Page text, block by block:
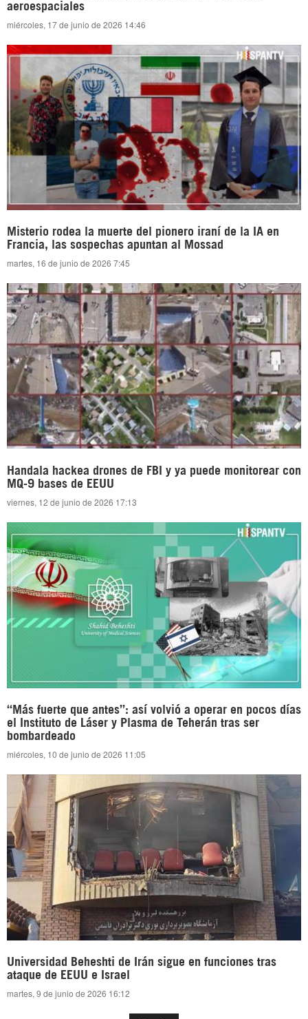
aeroespaciales
miércoles, 17 de junio de 2026 14:46
Misterio rodea la muerte del pionero iraní de la IA en
Francia, las sospechas apuntan al Mossad
martes, 16 de junio de 2026 7:45
Handala hackea drones de FBI y ya puede monitorear con
MQ-9 bases de EEUU
viernes, 12 de junio de 2026 17:13
“Más fuerte que antes”: así volvió a operar en pocos días
el Instituto de Láser y Plasma de Teherán tras ser
bombardeado
miércoles, 10 de junio de 2026 11:05
Universidad Beheshti de Irán sigue en funciones tras
ataque de EEUU e Israel
martes, 9 de junio de 2026 16:12